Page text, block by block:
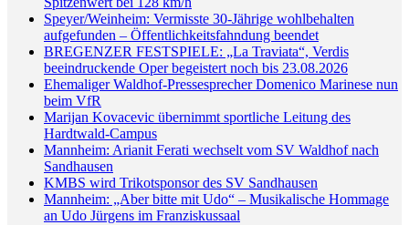
Speyer/Weinheim: Vermisste 30-Jährige wohlbehalten
aufgefunden – Öffentlichkeitsfahndung beendet
BREGENZER FESTSPIELE: „La Traviata“, Verdis
beeindruckende Oper begeistert noch bis 23.08.2026
Ehemaliger Waldhof-Pressesprecher Domenico Marinese nun
beim VfR
Marijan Kovacevic übernimmt sportliche Leitung des
Hardtwald-Campus
Mannheim: Arianit Ferati wechselt vom SV Waldhof nach
Sandhausen
KMBS wird Trikotsponsor des SV Sandhausen
Mannheim: „Aber bitte mit Udo“ – Musikalische Hommage
an Udo Jürgens im Franziskussaal